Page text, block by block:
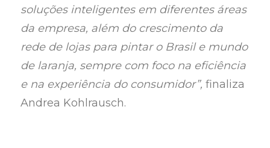
soluções inteligentes em diferentes áreas
da empresa, além do crescimento da
rede de lojas para pintar o Brasil e mundo
de laranja, sempre com foco na eficiência
e na experiência do consumidor”, finaliza
Andrea Kohlrausch.